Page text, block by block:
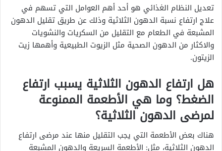
تعديل النظام الغذائي هو أحد أهم العوامل التي تسهم في
علاج ارتفاع نسبة الدهون الثلاثية وذلك عن طريق تقليل الدهون
المشبعة في الطعام مع التقليل من السكريات والنشويات
والاكثار من الدهون الصحية مثل الزيوت الطبيعية وأهمها زيت
الزيتون.
هل ارتفاع الدهون الثلاثية يسبب ارتفاع
الضغط؟ وما هي الأطعمة الممنوعة
لمرضى الدهون الثلاثية؟
هناك بعض الأطعمة التي يجب التقليل منها عند مرضى ارتفاع
الدهون الثلاثية، مثل: الأطعمة السريعة والدهون المشبعة